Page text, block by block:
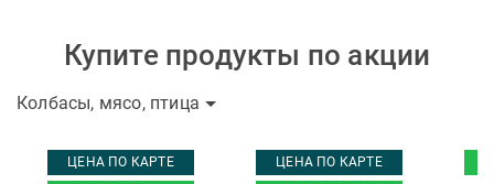
Купите продукты по акции
Колбасы, мясо, птица
ЦЕНА ПО КАРТЕ
ЦЕНА ПО КАРТЕ